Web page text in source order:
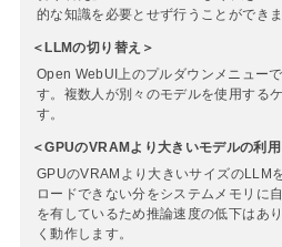
的な知識を必要とせず行うことができま
＜LLMの切り替え＞
Open WebUI上のプルダウンメニュー
す。複数人が別々のモデルを使用する
す。
＜GPUのVRAMより大きいモデルの利用
GPUのVRAMより大きいサイズのLLM
ロードできない分をシステムメモリに
を有しているため推論速度の低下はあ
く動作します。